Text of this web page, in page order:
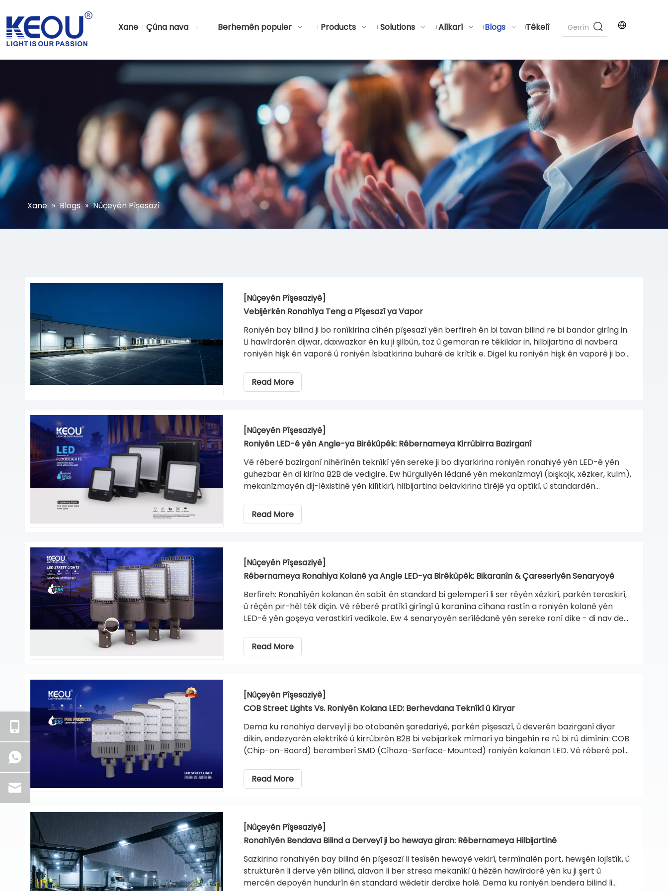
Xane Çûna nava Berhemên populer Products Solutions Alîkarî Blogs Têkelî
Xane » Blogs » Nûçeyên Pîşesazî
[Nûçeyên Pîşesaziyê]
Vebijêrkên Ronahîya Teng a Pîşesazî ya Vapor
Roniyên bay bilind ji bo ronîkirina cîhên pîşesazî yên berfireh ên bi tavan bilind re bi bandor girîng in.
Li hawîrdorên dijwar, daxwazkar ên ku ji şilbûn, toz û gemaran re têkildar in, hilbijartina di navbera
roniyên hişk ên vaporê û roniyên îsbatkirina buharê de krîtîk e. Digel ku roniyên hişk ên vaporê ji bo
dijî şuştinên giran û hêmanên gemarî yên di tesîsên hilberîna xwarinê de domdariya bilind peyda
dikin. Hilbijartina van tîrêjên ronahiya bilind ên LED-ê yên şikestî, bi enerjiyê, bi rêjeyên IP-ya guncan
Read More
[Nûçeyên Pîşesaziyê]
Roniyên LED-ê yên Angle-ya Birêkûpêk: Rêbernameya Kirrûbirra Bazirganî
Vê rêberê bazirganî nihêrînên teknîkî yên sereke ji bo diyarkirina roniyên ronahiyê yên LED-ê yên
guhezbar ên di kirîna B2B de vedigire. Ew hûrguliyên lêdanê yên mekanîzmayî (bişkojk, xêzker, kulm),
mekanîzmayên dij-lêxistinê yên kilîtkirî, hilbijartina belavkirina tîrêjê ya optîkî, û standardên
drift, performansa domdar misoger bike.
Read More
[Nûçeyên Pîşesaziyê]
Rêbernameya Ronahiya Kolanê ya Angle LED-ya Birêkûpêk: Bikaranîn & Çareseriyên Senaryoyê
Berfireh: Ronahîyên kolanan ên sabît ên standard bi gelemperî li ser rêyên xêzkirî, parkên teraskirî,
û rêçên pir-hêl têk diçin. Vê rêberê pratîkî girîngî û karanîna cîhana rastîn a roniyên kolanê yên
LED-ê yên goşeya verastkirî vedikole. Ew 4 senaryoyên serîlêdanê yên sereke ronî dike - di nav de
û şilbûnê digirin, û pîvanên kirîna B2B yên bingehîn ji bo ronahiya derve ya şaredariyê destnîşan dike.
Read More
[Nûçeyên Pîşesaziyê]
COB Street Lights Vs. Roniyên Kolana LED: Berhevdana Teknîkî û Kiryar
Dema ku ronahiya derveyî ji bo otobanên şaredariyê, parkên pîşesazî, û deverên bazirganî diyar
dikin, endezyarên elektrîkê û kirrûbirên B2B bi vebijarkek mîmarî ya bingehîn re rû bi rû dimînin: COB
(Chip-on-Board) beramberî SMD (Cîhaza-Serface-Mounted) roniyên kolanan LED. Vê rêberê pola
tîrêjê optîkî, û lojîstîka lênihêrîna dirêj-dirêj analîz dike da ku ji rêvebirên kirînê re bibe alîkar ku ji bo
hewcedariyên projeya xweya taybetî ronahiya îdeal hilbijêrin.
Read More
[Nûçeyên Pîşesaziyê]
Ronahîyên Bendava Bilind a Derveyî ji bo hewaya giran: Rêbernameya Hilbijartinê
Sazkirina ronahiyên bay bilind ên pîşesazî li tesîsên hewayê vekirî, termînalên port, hewşên lojîstîk, û
strukturên li derve yên bilind, alavan li ber stresa mekanîkî û hêzên hawîrdorê yên ku ji şert û
mercên depoyên hundurîn ên standard wêdetir derdixe holê. Dema ku roniyên bendera bilind li